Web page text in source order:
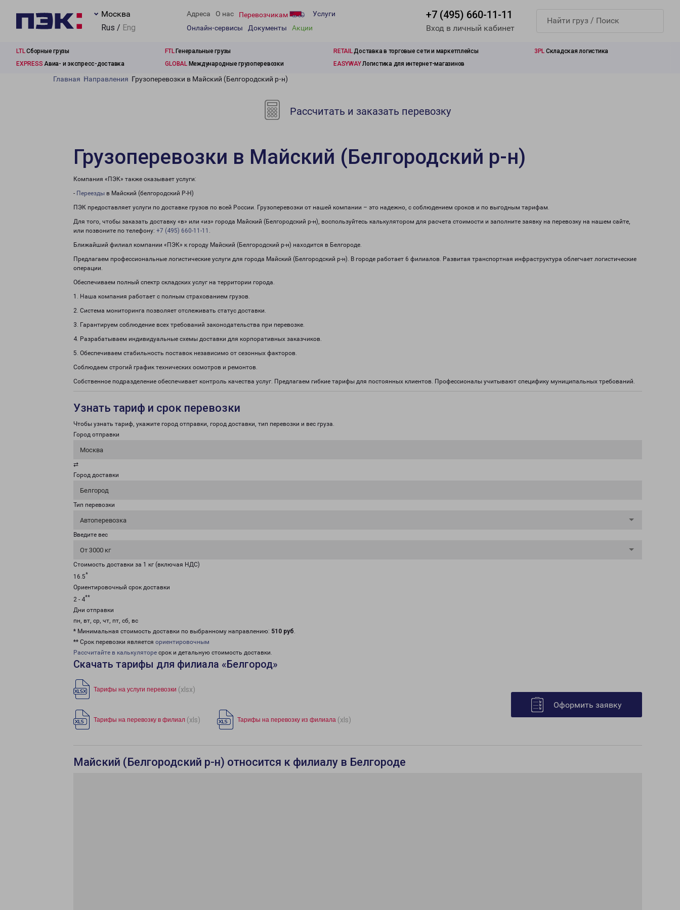
Москва
Rus / Eng
Адреса О нас Перевозчикам
Услуги
Онлайн-сервисы
Документы Акции
+7 (495) 660-11-11
Вход в личный кабинет
LTLСборные грузы FTLГенеральные грузы RETAILДоставка в торговые сети и маркетплейсы 3PL Складская логистика
EXPRESS Авиа- и экспресс-доставка GLOBALМеждународные грузоперевозки EASYWAYЛогистика для интернет-магазинов
Главная Направления Грузоперевозки в Майский (Белгородский р-н)
Рассчитать и заказать перевозку
Грузоперевозки в Майский (Белгородский р-н)
Компания «ПЭК» также оказывает услуги:
- Переезды в Майский (белгородский Р-Н)
ПЭК предоставляет услуги по доставке грузов по всей России. Грузоперевозки от нашей компании – это надежно, с соблюдением сроков и по выгодным тарифам.
Для того, чтобы заказать доставку «в» или «из» города Майский (Белгородский р-н), воспользуйтесь калькулятором для расчета стоимости и заполните заявку на перевозку на нашем сайте,
или позвоните по телефону: +7 (495) 660-11-11 .
Ближайший филиал компании «ПЭК» к городу Майский (Белгородский р-н) находится в Белгороде.
Предлагаем профессиональные логистические услуги для города Майский (Белгородский р-н). В городе работает 6 филиалов. Развитая транспортная инфраструктура облегчает логистические
операции.
Обеспечиваем полный спектр складских услуг на территории города.
1. Наша компания работает с полным страхованием грузов.
2. Система мониторинга позволяет отслеживать статус доставки.
3. Гарантируем соблюдение всех требований законодательства при перевозке.
4. Разрабатываем индивидуальные схемы доставки для корпоративных заказчиков.
5. Обеспечиваем стабильность поставок независимо от сезонных факторов.
Соблюдаем строгий график технических осмотров и ремонтов.
Собственное подразделение обеспечивает контроль качества услуг. Предлагаем гибкие тарифы для постоянных клиентов. Профессионалы учитывают специфику муниципальных требований.
Узнать тариф и срок перевозки
Чтобы узнать тариф, укажите город отправки, город доставки, тип перевозки и вес груза.
Город отправки
Москва
⇄
Город доставки
Белгород
Тип перевозки
Автоперевозка
Введите вес
От 3000 кг
Стоимость доставки за 1 кг (включая НДС)
16.5*
Ориентировочный срок доставки
2 - 4**
Дни отправки
пн, вт, ср, чт, пт, сб, вс
* Минимальная стоимость доставки по выбранному направлению: 510 руб.
** Срок перевозки является ориентировочным
Рассчитайте в калькуляторе срок и детальную стоимость доставки.
Скачать тарифы для филиала «Белгород»
Тарифы на услуги перевозки (xlsx)
Тарифы на перевозку в филиал (xls) Тарифы на перевозку из филиала (xls)
Оформить заявку
Майский (Белгородский р-н) относится к филиалу в Белгороде